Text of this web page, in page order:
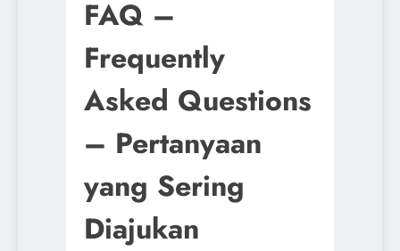
FAQ –
Frequently
Asked Questions
– Pertanyaan
yang Sering
Diajukan